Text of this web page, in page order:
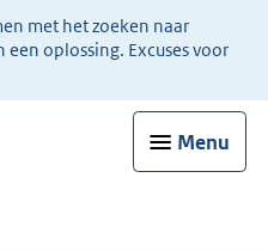
met het zoeken naar
oplossing. Excuses voor
Menu